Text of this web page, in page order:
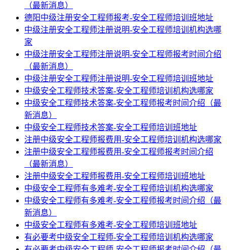
（最新消息）
德阳中级注册安全工程师报考-安全工程师培训班地址
中级注册安全工程师注册说明-安全工程师培训机构选哪
家
中级注册安全工程师注册说明-安全工程师报考时间介绍
（最新消息）
中级注册安全工程师注册说明-安全工程师培训班地址
中级安全工程师技术答案-安全工程师培训机构选哪家
中级安全工程师技术答案-安全工程师报考时间介绍（最
新消息）
中级安全工程师技术答案-安全工程师培训班地址
注册中级安全工程师报费用-安全工程师培训机构选哪家
注册中级安全工程师报费用-安全工程师报考时间介绍
（最新消息）
注册中级安全工程师报费用-安全工程师培训班地址
中级安全工程师有多难考-安全工程师培训机构选哪家
中级安全工程师有多难考-安全工程师报考时间介绍（最
新消息）
中级安全工程师有多难考-安全工程师培训班地址
有必要考中级安全工程师-安全工程师培训机构选哪家